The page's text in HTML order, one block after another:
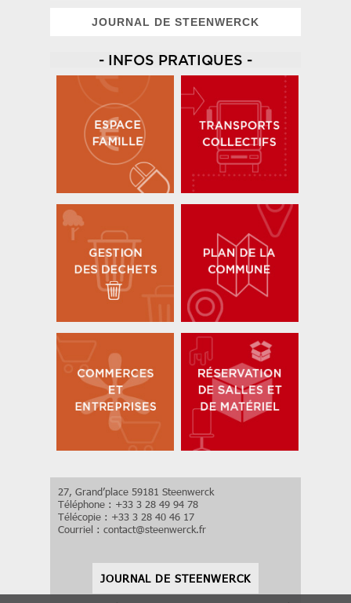
JOURNAL DE STEENWERCK
- INFOS PRATIQUES -
27, Grand’place 59181 Steenwerck
Téléphone : +33 3 28 49 94 78
Télécopie : +33 3 28 40 46 17
Courriel : contact@steenwerck.fr
JOURNAL DE STEENWERCK